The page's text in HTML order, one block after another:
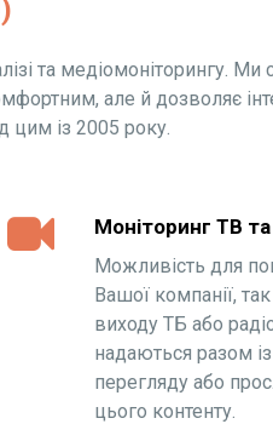
та медіомоніторингу. Ми
але й дозволяє
цим із 2005 року.
Моніторинг ТВ та
Можливість для
Вашої компанії,
виходу ТБ або
надаються разом
перегляду або
цього контенту.